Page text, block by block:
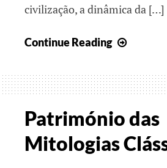
civilização, a dinâmica da […]
Continue Reading
Património das
Mitologias